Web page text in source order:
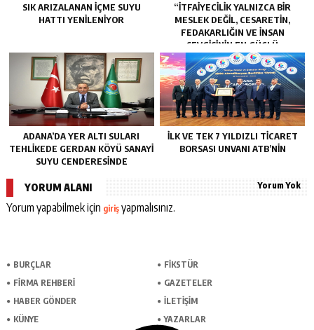
SIK ARIZALANAN IÇME SUYU
HATTI YENILENIYOR
“İTFAIYECILIK YALNIZCA BIR
MESLEK DEĞIL, CESARETIN,
FEDAKARLIĞIN VE INSAN
SEVGISININ EN GÜÇLÜ
TEMSILIDIR.”
ADANA’DA YER ALTI SULARI
TEHLİKEDE GERDAN KÖYÜ SANAYİ
SUYU CENDERESİNDE
İLK VE TEK 7 YILDIZLI TİCARET
BORSASI UNVANI ATB’NİN
YORUM ALANI Yorum Yok
Yorum yapabilmek için girişyapmalısınız.
BURÇLAR
FİKSTÜR
FİRMA REHBERİ
GAZETELER
HABER GÖNDER
İLETİŞİM
KÜNYE
YAZARLAR